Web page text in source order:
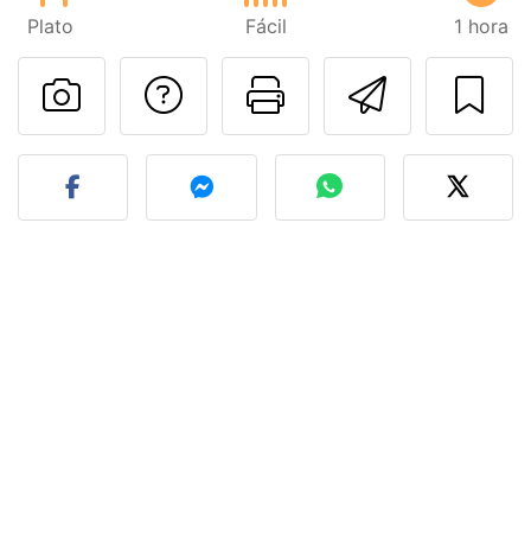
Plato Fácil 1 hora
Imprimir
Preguntar al autor
Publicar la foto de esta